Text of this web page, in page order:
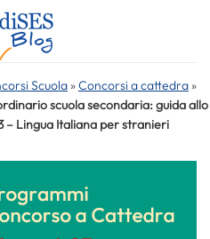
Scuola »Concorsi a cattedra »
scuola secondaria: guida allo
– Lingua Italiana per stranieri